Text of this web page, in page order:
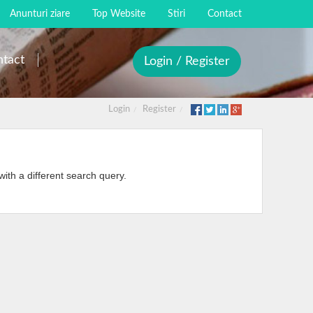
Anunturi ziare Top Website Stiri Contact
Login / Register
Login Register
a different search query.